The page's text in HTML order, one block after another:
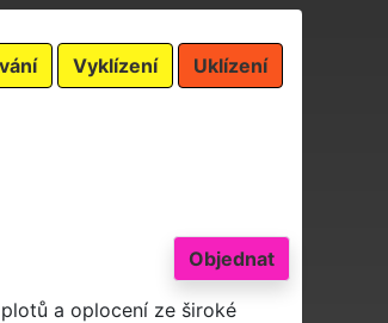
Vyklízení Uklízení
Objednat
a oplocení ze široké